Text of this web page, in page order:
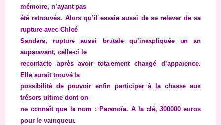
mémoire, n’ayant pas
été retrouvés. Alors qu’il essaie aussi de se relever de sa
rupture avec Chloé
Sanders, rupture aussi brutale qu’inexpliquée un an
auparavant, celle-ci le
recontacte après avoir totalement changé d’apparence.
Elle aurait trouvé la
possibilité de pouvoir enfin participer à la chasse aux
trésors ultime dont on
ne connaît que le nom : Paranoïa. A la clé, 300000 euros
pour le vainqueur.